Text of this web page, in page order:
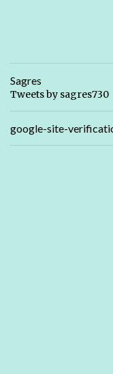
Sagres
Tweets by sagres730
google-site-